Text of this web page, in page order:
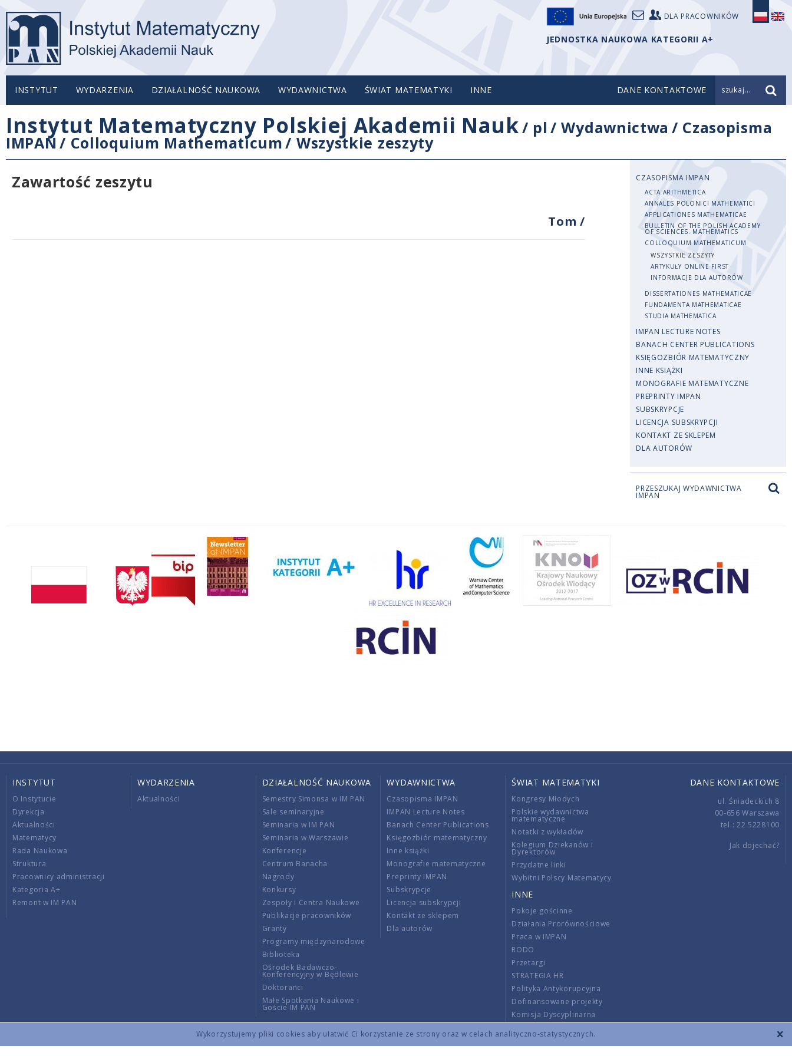
Wykorzystujemy pliki cookies aby ułatwić Ci korzystanie ze strony oraz w celach analityczno-statystycznych.
DLA PRACOWNIKÓW
JEDNOSTKA NAUKOWA KATEGORII A+
INSTYTUT WYDARZENIA DZIAŁALNOŚĆ NAUKOWA WYDAWNICTWA ŚWIAT MATEMATYKI INNE DANE KONTAKTOWE szukaj...
Instytut Matematyczny Polskiej Akademii Nauk/ pl /Wydawnictwa / Czasopisma
IMPAN / Colloquium Mathematicum/ Wszystkie zeszyty
Zawartość zeszytu
Tom/
CZASOPISMA IMPAN
ACTA ARITHMETICA
ANNALES POLONICI MATHEMATICI
APPLICATIONES MATHEMATICAE
BULLETIN OF THE POLISH ACADEMY
OF SCIENCES. MATHEMATICS
COLLOQUIUM MATHEMATICUM
WSZYSTKIE ZESZYTY
ARTYKUŁY ONLINE FIRST
INFORMACJE DLA AUTORÓW
DISSERTATIONES MATHEMATICAE
FUNDAMENTA MATHEMATICAE
STUDIA MATHEMATICA
IMPAN LECTURE NOTES
BANACH CENTER PUBLICATIONS
KSIĘGOZBIÓR MATEMATYCZNY
INNE KSIĄŻKI
MONOGRAFIE MATEMATYCZNE
PREPRINTY IMPAN
SUBSKRYPCJE
LICENCJA SUBSKRYPCJI
KONTAKT ZE SKLEPEM
DLA AUTORÓW
PRZESZUKAJ WYDAWNICTWA
IMPAN
INSTYTUT
O Instytucie
Dyrekcja
Aktualności
Matematycy
Rada Naukowa
Struktura
Pracownicy administracji
Kategoria A+
Remont w IM PAN
WYDARZENIA
Aktualności
DZIAŁALNOŚĆ NAUKOWA
Semestry Simonsa w IM PAN
Sale seminaryjne
Seminaria w IM PAN
Seminaria w Warszawie
Konferencje
Centrum Banacha
Nagrody
Konkursy
Zespoły i Centra Naukowe
Publikacje pracowników
Granty
Programy międzynarodowe
Biblioteka
Ośrodek Badawczo-
Konferencyjny w Będlewie
Doktoranci
Małe Spotkania Naukowe i
Goście IM PAN
WYDAWNICTWA
Czasopisma IMPAN
IMPAN Lecture Notes
Banach Center Publications
Księgozbiór matematyczny
Inne książki
Monografie matematyczne
Preprinty IMPAN
Subskrypcje
Licencja subskrypcji
Kontakt ze sklepem
Dla autorów
ŚWIAT MATEMATYKI
Kongresy Młodych
Polskie wydawnictwa
matematyczne
Notatki z wykładów
Kolegium Dziekanów i
Dyrektorów
Przydatne linki
Wybitni Polscy Matematycy
INNE
Pokoje gościnne
Działania Prorównościowe
Praca w IMPAN
RODO
Przetargi
STRATEGIA HR
Polityka Antykorupcyjna
Dofinansowane projekty
Komisja Dyscyplinarna
Wnoszenie opłat
DANE KONTAKTOWE
ul. Śniadeckich 8
00-656 Warszawa
tel.: 22 5228100
Jak dojechać?